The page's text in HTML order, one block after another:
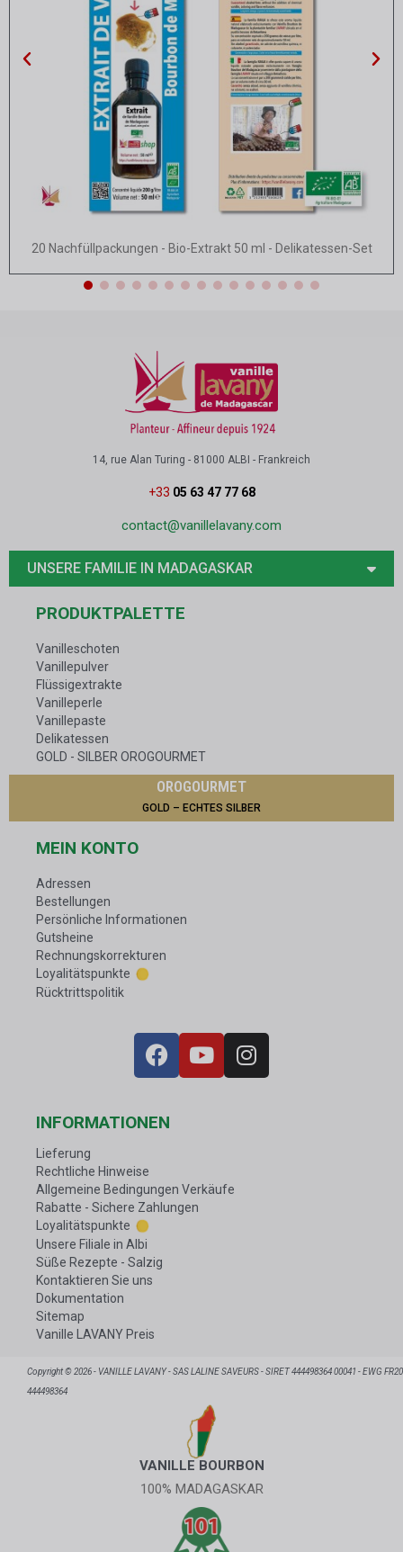
Schnellansicht
20 Nachfüllpackungen - Bio-Extrakt 50 ml - Delikatessen-Set
14, rue Alan Turing - 81000 ALBI - Frankreich
+33 05 63 47 77 68
contact@vanillelavany.com
UNSERE FAMILIE IN MADAGASKAR
PRODUKTPALETTE
Vanilleschoten
Vanillepulver
Flüssigextrakte
Vanilleperle
Vanillepaste
Delikatessen
GOLD - SILBER OROGOURMET
OROGOURMET
GOLD – ECHTES SILBER
MEIN KONTO
Adressen
Bestellungen
Persönliche Informationen
Gutsheine
Rechnungskorrekturen
Loyalitätspunkte
Rücktrittspolitik
INFORMATIONEN
Lieferung
Rechtliche Hinweise
Allgemeine Bedingungen Verkäufe
Rabatte - Sichere Zahlungen
Loyalitätspunkte
Unsere Filiale in Albi
Süße Rezepte - Salzig
Kontaktieren Sie uns
Dokumentation
Sitemap
Vanille LAVANY Preis
Copyright © 2026 - VANILLE LAVANY - SAS LALINE SAVEURS - SIRET 444498364 00041 - EWG FR20
444498364
VANILLE BOURBON
100% MADAGASKAR